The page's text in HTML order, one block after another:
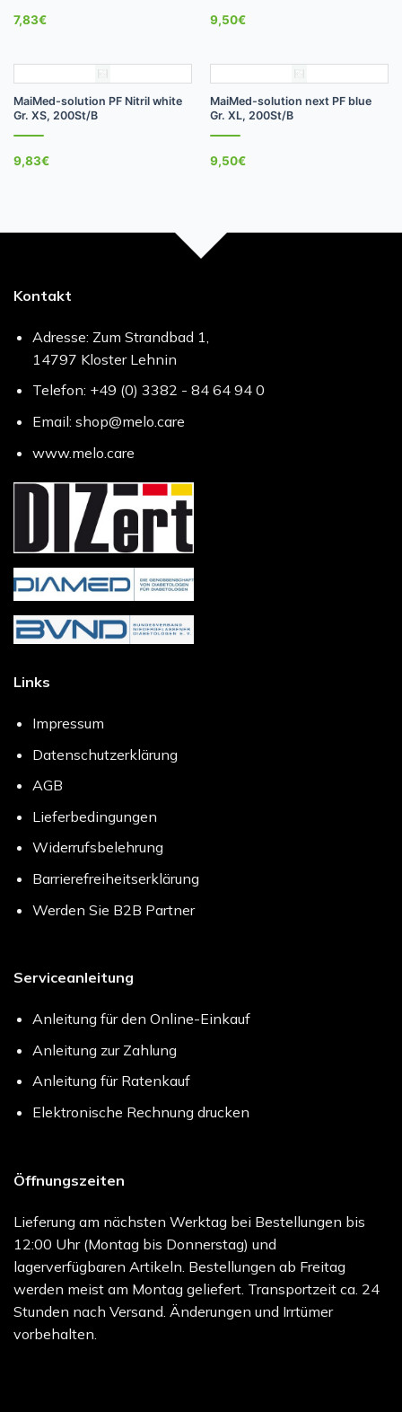
7,83€ 9,50€
MaiMed-solution PF Nitril white
Gr. XS, 200St/B
9,83€
MaiMed-solution next PF blue
Gr. XL, 200St/B
9,50€
Kontakt
Adresse: Zum Strandbad 1,
14797 Kloster Lehnin
Telefon: +49 (0) 3382 - 84 64 94 0
Email: shop@melo.care
www.melo.care
Links
Impressum
Datenschutzerklärung
AGB
Lieferbedingungen
Widerrufsbelehrung
Barrierefreiheitserklärung
Werden Sie B2B Partner
Serviceanleitung
Anleitung für den Online-Einkauf
Anleitung zur Zahlung
Anleitung für Ratenkauf
Elektronische Rechnung drucken
Öffnungszeiten
Lieferung am nächsten Werktag bei Bestellungen bis
12:00 Uhr (Montag bis Donnerstag) und
lagerverfügbaren Artikeln. Bestellungen ab Freitag
werden meist am Montag geliefert. Transportzeit ca. 24
Stunden nach Versand. Änderungen und Irrtümer
vorbehalten.